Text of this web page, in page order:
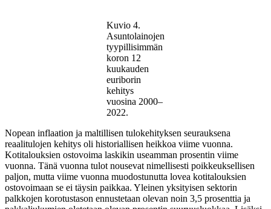
Kuvio 4.
Asuntolainojen
tyypillisimmän
koron 12
kuukauden
euriborin
kehitys
vuosina 2000–
2022.
Nopean inflaation ja maltillisen tulokehityksen seurauksena
reaalitulojen kehitys oli historiallisen heikkoa viime vuonna.
Kotitalouksien ostovoima laskikin useamman prosentin viime
vuonna. Tänä vuonna tulot nousevat nimellisesti poikkeuksellisen
paljon, mutta viime vuonna muodostunutta lovea kotitalouksien
ostovoimaan se ei täysin paikkaa. Yleinen yksityisen sektorin
palkkojen korotustason ennustetaan olevan noin 3,5 prosenttia ja